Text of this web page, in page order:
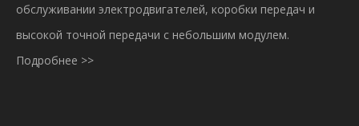
обслуживании электродвигателей, коробки передач и
высокой точной передачи с небольшим модулем.
Подробнее >>